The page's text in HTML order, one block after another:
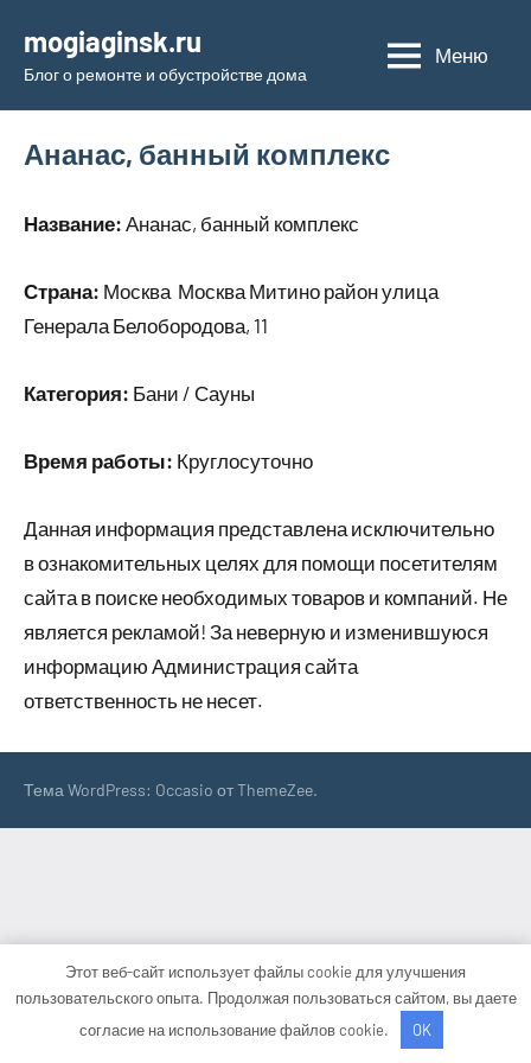
содержимому
mogiaginsk.ru
Блог о ремонте и обустройстве дома
Меню
Ананас, банный комплекс
Название: Ананас, банный комплекс
Страна: Москва Москва Митино район улица
Генерала Белобородова, 11
Категория: Бани / Сауны
Время работы: Круглосуточно
Данная информация представлена исключительно
в ознакомительных целях для помощи посетителям
сайта в поиске необходимых товаров и компаний. Не
является рекламой! За неверную и изменившуюся
информацию Администрация сайта
ответственность не несет.
Тема WordPress: Occasio от ThemeZee.
Этот веб-сайт использует файлы cookie для улучшения
пользовательского опыта. Продолжая пользоваться сайтом, вы даете
согласие на использование файлов cookie.
OK